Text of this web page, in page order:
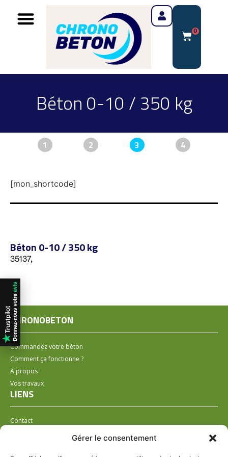
Gérer le consentement
0
Béton 0-10 / 350 kg
1 2 3 4
[mon_shortcode]
Béton 0-10 / 350 kg
35137,
CHRONOBETON
Commandez votre béton
Comment ça fonctionne ?
A propos
Vos travaux
LIENS
Contact